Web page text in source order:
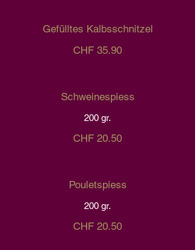
Gefülltes Kalbsschnitzel
CHF 35.90
Schweinespiess
200 gr.
CHF 20.50
Pouletspiess
200 gr.
CHF 20.50